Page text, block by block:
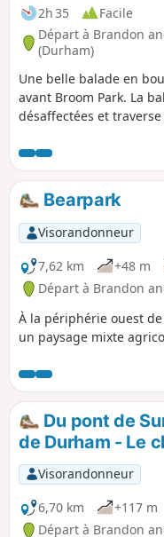
2h 35
Facile
Départ à Brandon
(Durham)
Une belle balade en
avant Broom Park. La
désaffectées et
du site de la bataille de
retour.
Bearpark
Visorandonneur
7,62 km
+48 m
Départ à Brandon
À la périphérie ouest
un paysage mixte
Du pont de
de Durham - Le
Visorandonneur
6,70 km
+117 m
Départ à Brandon